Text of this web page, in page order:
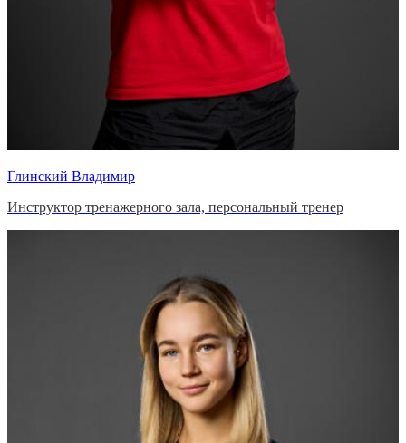
Глинский Владимир
Инструктор тренажерного зала, персональный тренер